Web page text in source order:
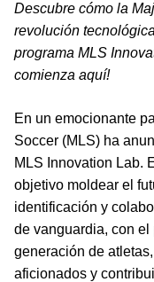
Descubre cómo la
revolución
programa MLS
comienza aquí!
En un emocionante
Soccer (MLS) ha
MLS Innovation Lab.
objetivo moldear el
identificación y
de vanguardia, con
generación de
aficionados y